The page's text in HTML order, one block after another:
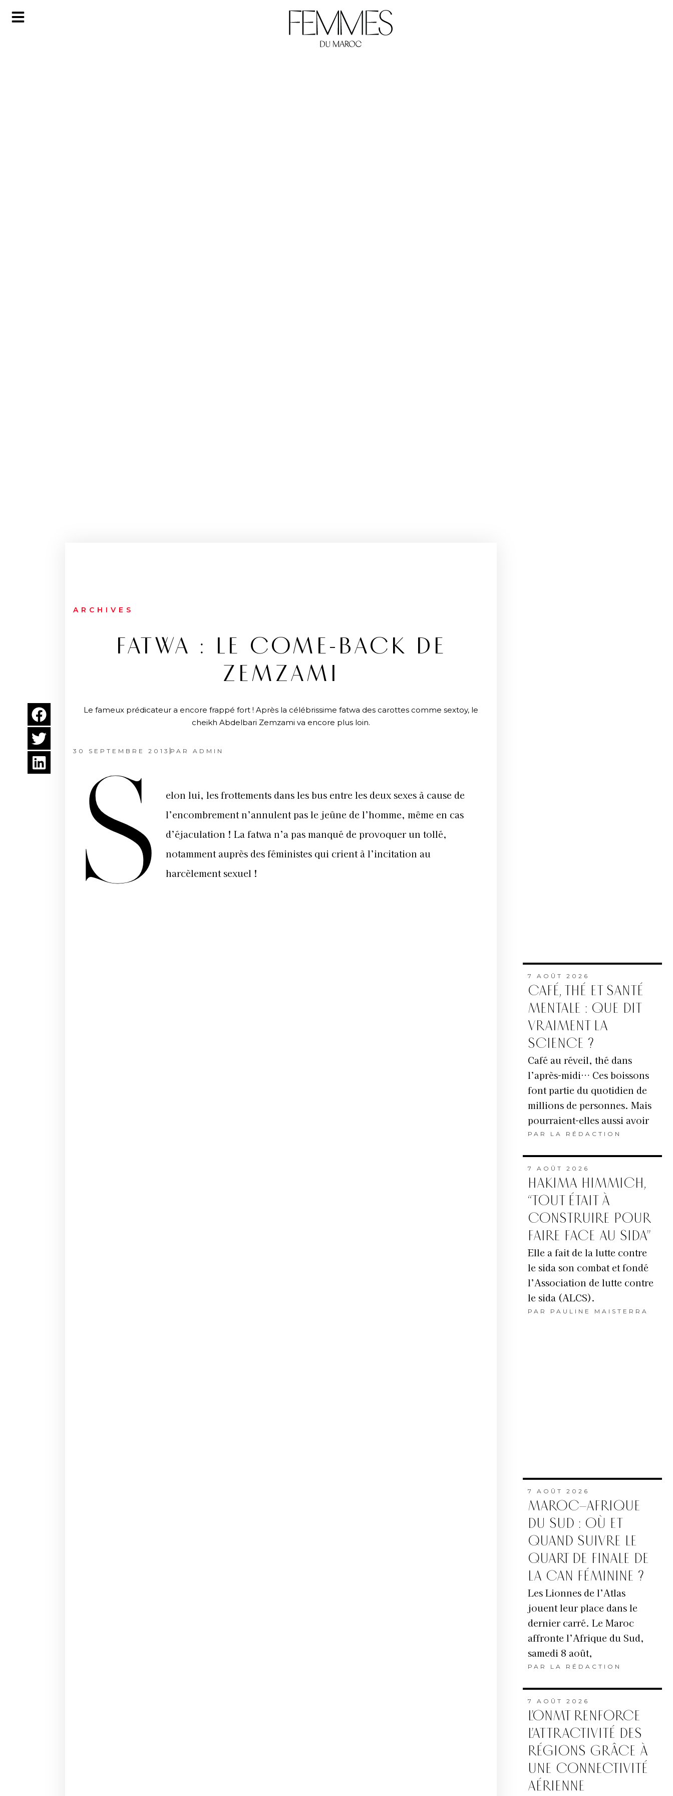
ARCHIVES
FATWA : LE COME-BACK DE
ZEMZAMI
Le fameux prédicateur a encore frappé fort ! Après la célébrissime fatwa des carottes comme sextoy, le
cheikh Abdelbari Zemzami va encore plus loin.
30 SEPTEMBRE 2013 PAR ADMIN
S
elon lui, les frottements dans les bus entre les deux sexes à cause de
l’encombrement n’annulent pas le jeûne de l’homme, même en cas
d’éjaculation ! La fatwa n’a pas manqué de provoquer un tollé,
notamment auprès des féministes qui crient à l’incitation au
harcèlement sexuel !
7 AOÛT 2026
CAFÉ, THÉ ET SANTÉ
MENTALE : QUE DIT
VRAIMENT LA
SCIENCE ?
Café au réveil, thé dans
l’après-midi… Ces boissons
font partie du quotidien de
millions de personnes. Mais
pourraient-elles aussi avoir
PAR LA RÉDACTION
7 AOÛT 2026
HAKIMA HIMMICH,
“TOUT ÉTAIT À
CONSTRUIRE POUR
FAIRE FACE AU SIDA”
Elle a fait de la lutte contre
le sida son combat et fondé
l’Association de lutte contre
le sida (ALCS).
PAR PAULINE MAISTERRA
7 AOÛT 2026
MAROC–AFRIQUE
DU SUD : OÙ ET
QUAND SUIVRE LE
QUART DE FINALE DE
LA CAN FÉMININE ?
Les Lionnes de l’Atlas
jouent leur place dans le
dernier carré. Le Maroc
affronte l’Afrique du Sud,
samedi 8 août,
PAR LA RÉDACTION
7 AOÛT 2026
L’ONMT RENFORCE
L’ATTRACTIVITÉ DES
RÉGIONS GRÂCE À
UNE CONNECTIVITÉ
AÉRIENNE